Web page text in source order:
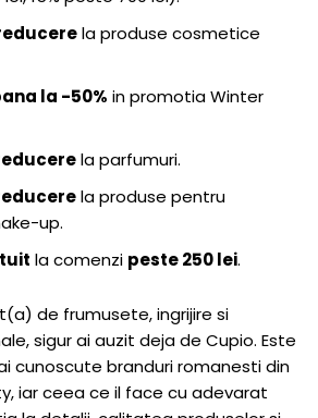
la produse cosmetice
la -50% in promotia Winter
la parfumuri.
la produse pentru
up.
la comenzi peste 250 lei.
de frumusete, ingrijire si
sigur ai auzit deja de Cupio. Este
cunoscute branduri romanesti din
iar ceea ce il face cu adevarat